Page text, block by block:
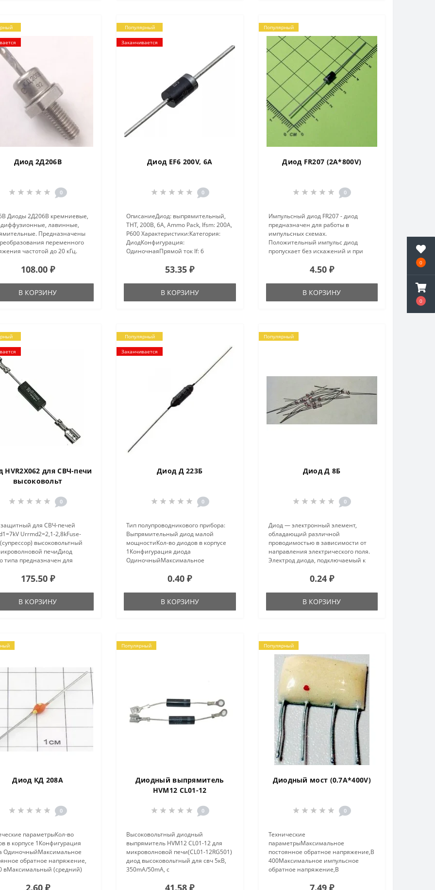
0
0
Диод 2Д206В
0
Диоды 2Д206В кремниевые,
лавинные,
Предназначены
переменного
частотой до 20 кГц.
устройствах
аппарат..
108.00 ₽
В КОРЗИНУ
Популярный
Заканчивается
Диод EF6 200V, 6А
0
ОписаниеДиод: выпрямительный,
THT, 200В, 6А, Ammo Pack, Ifsm: 200А,
P600 Характеристики:Категория:
ДиодКонфигурация:
ОдиночнаяПрямой ток If: 6
мкАМаксимальный импульсный ток:
температура: +175 °CМинимальн..
53.35 ₽
В КОРЗИНУ
Популярный
Диод FR207 (2A*800V)
0
Импульсный диод FR207 - диод
предназначен для работы в
импульсных схемах.
Положительный импульс диод
пропускает без искажений и при
проходит большой ток. При смене
на отрицательную диод запи..
4.50 ₽
В КОРЗИНУ
HVR2X062 для СВЧ-печи
высоковольт
0
для СВЧ-печей
Urrmd2=2,1-2,8kFuse-
высоковольтный
печиДиод
типа предназначен для
микроволновой печи
паралле..
175.50 ₽
В КОРЗИНУ
Популярный
Заканчивается
Диод Д 223Б
0
Тип полупроводникового прибора:
Выпрямительный диод малой
мощностиКол-во диодов в корпусе
1Конфигурация диода
ОдиночныйМаксимальное
Vr 150 вМаксимальный (средний)
аМаксимальное прямое напр..
0.40 ₽
В КОРЗИНУ
Популярный
Диод Д 8Б
0
Диод — электронный элемент,
обладающий различной
проводимостью в зависимости от
направления электрического поля.
Электрод диода, подключаемый к
тока, когда диод открыт (то есть
называют ..
0.24 ₽
В КОРЗИНУ
Диод КД 208А
0
параметрыКол-во
в корпусе 1Конфигурация
ОдиночныйМаксимальное
обратное напряжение,
вМаксимальный (средний)
прямое
2.60 ₽
Популярный
Диодный выпрямитель
HVM12 CL01-12
0
Высоковольтный диодный
выпрямитель HVM12 CL01-12 для
микроволновой печи(CL01-12RG501)
диод высоковольтный для свч 5кВ,
350mA/50mA, с
высоковольтный для свч 5кВ,
41.58 ₽
Популярный
Диодный мост (0.7A*400V)
0
Технические
параметрыМаксимальное
постоянное обратное напряжение,В
400Максимальное импульсное
обратное напряжение,В
прямой(выпрямленный за
7.49 ₽